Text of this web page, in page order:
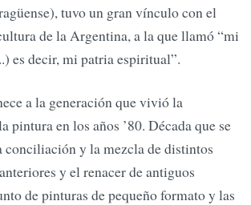
tuvo un gran vínculo con el
de la Argentina, a la que llamó “mi
es decir, mi patria espiritual”.
a la generación que vivió la
pintura en los años ’80. Década que se
conciliación y la mezcla de distintos
y el renacer de antiguos
de pinturas de pequeño formato y las